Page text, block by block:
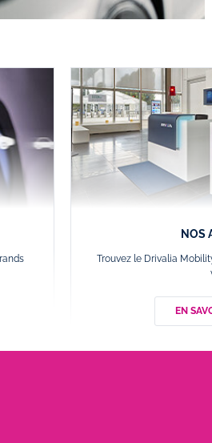
NOS
Trouvez le Drivalia
EN